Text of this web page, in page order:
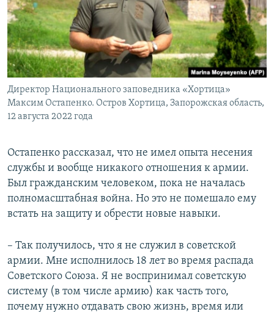
Директор Национального заповедника «Хортица»
Максим Остапенко. Остров Хортица, Запорожская область,
12 августа 2022 года
Остапенко рассказал, что не имел опыта несения
службы и вообще никакого отношения к армии.
Был гражданским человеком, пока не началась
полномасштабная война. Но это не помешало ему
встать на защиту и обрести новые навыки.
– Так получилось, что я не служил в советской
армии. Мне исполнилось 18 лет во время распада
Советского Союза. Я не воспринимал советскую
систему (в том числе армию) как часть того,
почему нужно отдавать свою жизнь, время или